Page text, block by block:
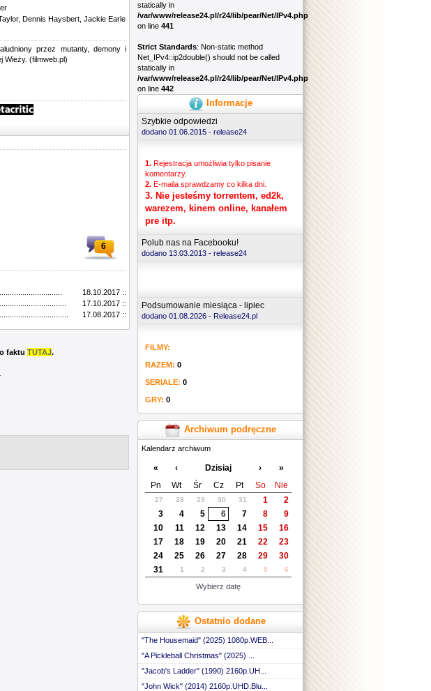
statically in
/var/www/release24.pl/r24/lib/pear/Net/IPv4.php
on line 441
Strict Standards: Non-static method
Net_IPv4::ip2double() should not be called
statically in
/var/www/release24.pl/r24/lib/pear/Net/IPv4.php
on line 442
Informacje
Szybkie odpowiedzi
dodano 01.06.2015 - release24
1. Rejestracja umożliwia tylko pisanie
komentarzy.
2. E-maila sprawdzamy co kilka dni.
3. Nie jesteśmy torrentem, ed2k,
warezem, kinem online, kanałem
pre itp.
Polub nas na Facebooku!
dodano 13.03.2013 - release24
Podsumowanie miesiąca - lipiec
dodano 01.08.2026 - Release24.pl
FILMY:
RAZEM: 0
SERIALE: 0
GRY: 0
Archiwum podręczne
Kalendarz archiwum
« ‹ Dzisiaj ›
»
Pn
Wt Śr Cz Pt So Nie
27 28 29 30 31 1
2
3
4 5 6 7 8
9
10
11 12 13 14 15
16
17
18 19 20 21 22
23
24
25 26 27 28 29
30
31
1 2 3 4 5 6
Wybierz datę
Ostatnio dodane
"The Housemaid" (2025) 1080p.WEB...
"A Pickleball Christmas" (2025) ...
"Jacob's Ladder" (1990) 2160p.UH...
"John Wick" (2014) 2160p.UHD.Blu...
Dennis Haysbert, Jackie Earle
przez mutanty, demony i
Wieży. (filmweb.pl)
6
18.10.2017 ::
17.10.2017 ::
17.08.2017 ::
faktu TUTAJ.